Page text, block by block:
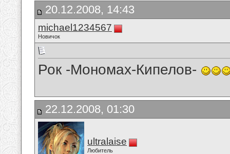
20.12.2008, 14:43
michael1234567
Новичок
Рок -Мономах-Кипелов-
22.12.2008, 01:30
ultralaise
Любитель